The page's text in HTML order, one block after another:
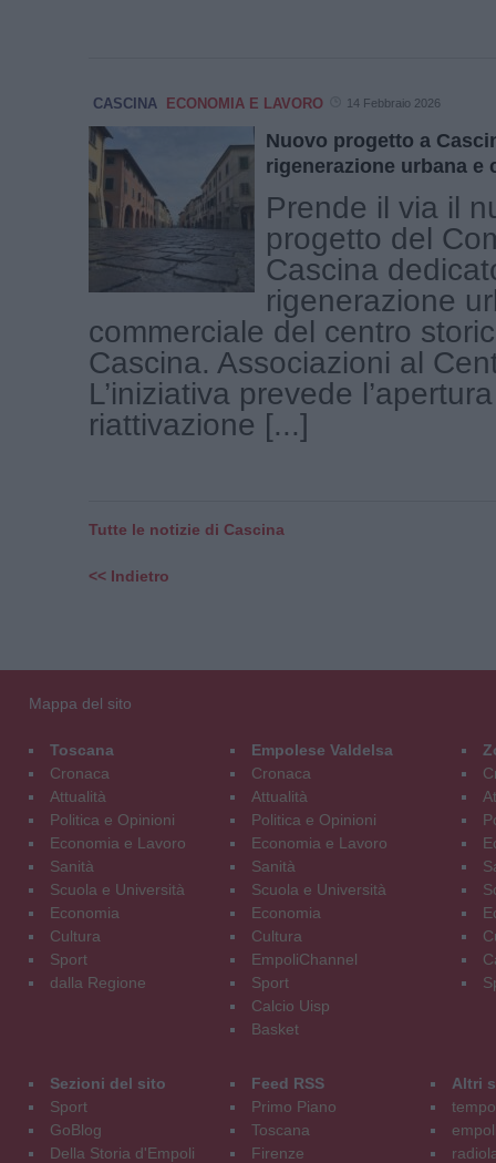
CASCINA ECONOMIA E LAVORO 14 Febbraio 2026
Nuovo progetto a
rigenerazione urbana e
Prende il via il
progetto del
Cascina
rigenerazione
commerciale del centro
Cascina. Associazioni al
L’iniziativa prevede
riattivazione [...]
Tutte le notizie di Cascina
<< Indietro
Mappa del sito
Toscana
Cronaca
Attualità
Politica e Opinioni
Economia e Lavoro
Sanità
Scuola e Università
Economia
Cultura
Sport
dalla Regione
Empolese Valdelsa
Cronaca
Attualità
Politica e Opinioni
Economia e Lavoro
Sanità
Scuola e Università
Economia
Cultura
EmpoliChannel
Sport
Calcio Uisp
Basket
Sezioni del sito
Sport
GoBlog
Della Storia d'Empoli
Feed RSS
Primo Piano
Toscana
Firenze
Altri